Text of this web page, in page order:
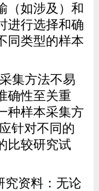
（如涉及）和
进行选择和确
同类型的样本
集方法不易
确性至关重
种样本采集方
针对不同的
比较研究试
究资料：无论